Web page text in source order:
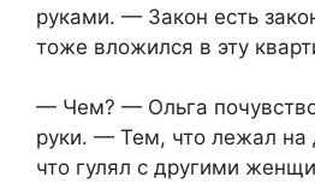
руками. — Закон есть
тоже вложился в эту
— Чем? — Ольга
руки. — Тем, что лежал на
что гулял с другими